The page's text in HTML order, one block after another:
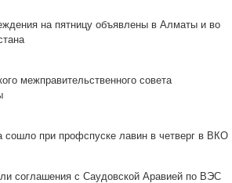
на пятницу объявлены в Алматы и во
межправительственного совета
сошло при профспуске лавин в четверг в ВКО
соглашения с Саудовской Аравией по ВЭС